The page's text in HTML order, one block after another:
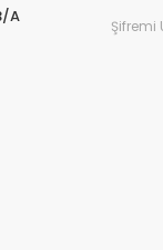
A
Şifremi